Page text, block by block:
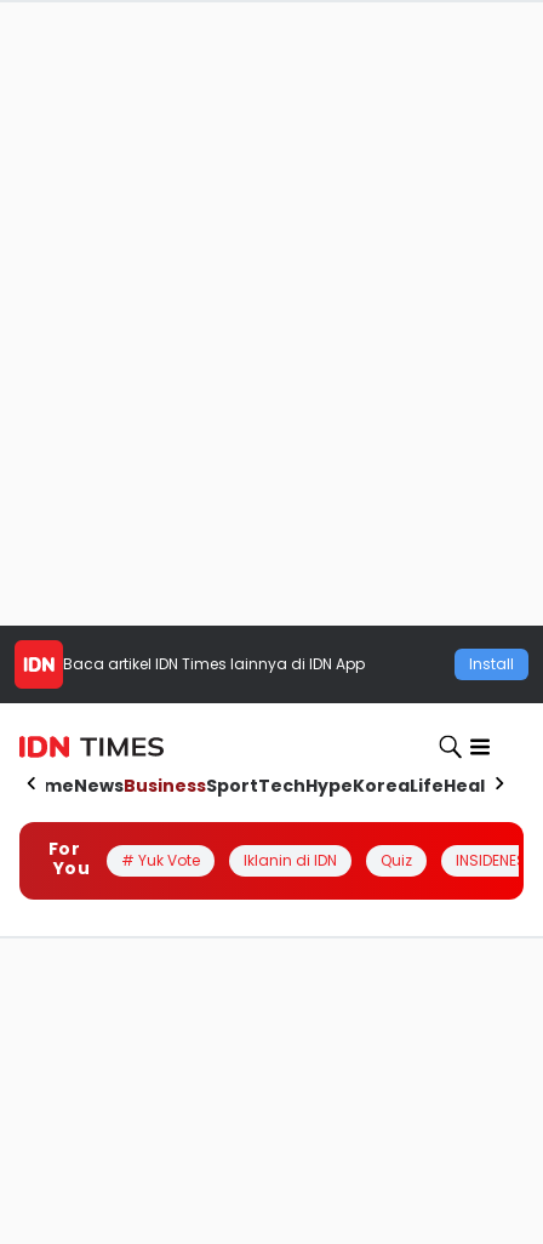
Baca artikel IDN Times lainnya di IDN App Install
HomeNewsBusinessSportTechHypeKoreaLifeHealth
For
You
# Yuk Vote Iklanin di IDN Quiz INSIDENESIA